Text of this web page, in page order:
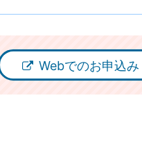
Webでのお申込み